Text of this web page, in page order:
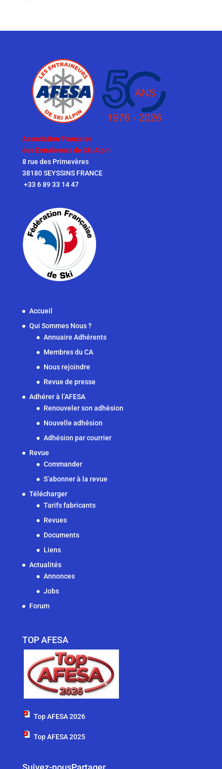
Association Française
des Entraîneurs de Ski Alpin
8 rue des Primevères
38180 SEYSSINS FRANCE
+33 6 89 33 14 47
Accueil
Qui Sommes Nous ?
Annuaire Adhérents
Membres du CA
Nous rejoindre
Revue de presse
Adhérer à l’AFESA
Renouveler son adhésion
Nouvelle adhésion
Adhésion par courrier
Revue
Commander
S’abonner à la revue
Télécharger
Tarifs fabricants
Revues
Documents
Liens
Actualités
Annonces
Jobs
Forum
TOP AFESA
Top AFESA 2026
Top AFESA 2025